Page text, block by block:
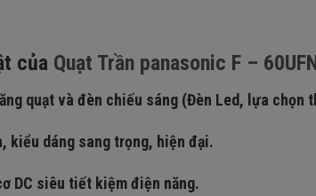
của Quạt Trần panasonic F –
quạt và đèn chiếu sáng (Đèn Led, lựa chọn
kiểu dáng sang trọng, hiện đại.
DC siêu tiết kiệm điện năng.